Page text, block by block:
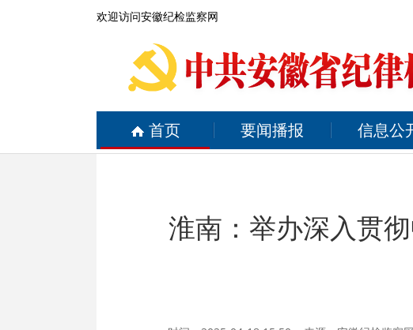
欢迎访问安徽纪检监察网
首页 要闻播报 信息公
淮南：举办深入贯